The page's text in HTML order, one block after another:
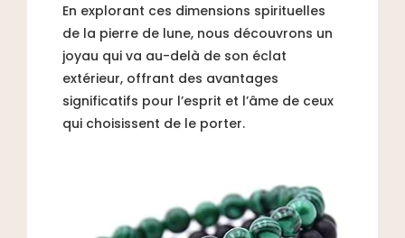
En explorant ces dimensions spirituelles
de la pierre de lune, nous découvrons un
joyau qui va au-delà de son éclat
extérieur, offrant des avantages
significatifs pour l’esprit et l’âme de ceux
qui choisissent de le porter.